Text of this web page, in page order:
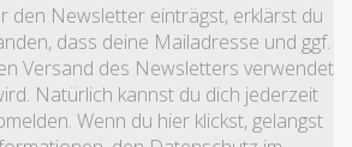
den Newsletter einträgst, erklärst du
dass deine Mailadresse und ggf.
Versand des Newsletters verwendet
Natürlich kannst du dich jederzeit
Wenn du hier klickst, gelangst